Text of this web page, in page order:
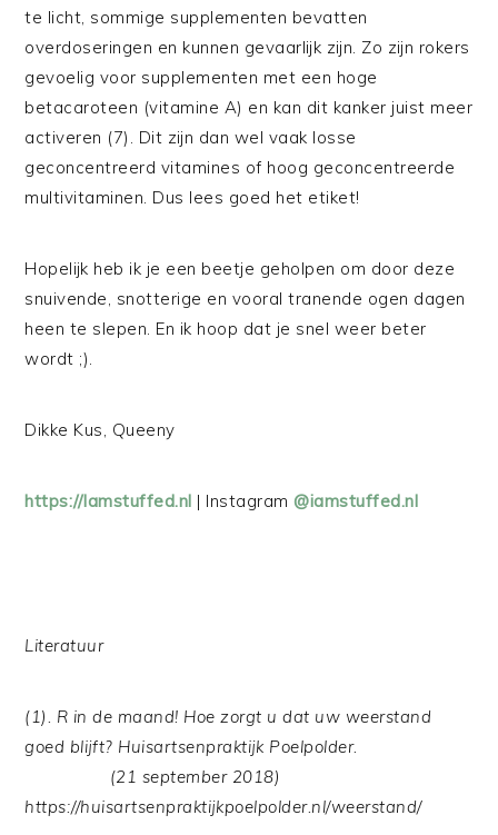
te licht, sommige supplementen bevatten
overdoseringen en kunnen gevaarlijk zijn. Zo zijn rokers
gevoelig voor supplementen met een hoge
betacaroteen (vitamine A) en kan dit kanker juist meer
activeren (7). Dit zijn dan wel vaak losse
geconcentreerd vitamines of hoog geconcentreerde
multivitaminen. Dus lees goed het etiket!
Hopelijk heb ik je een beetje geholpen om door deze
snuivende, snotterige en vooral tranende ogen dagen
heen te slepen. En ik hoop dat je snel weer beter
wordt ;).
Dikke Kus, Queeny
https://Iamstuffed.nl | Instagram@iamstuffed.nl
Literatuur
(1). R in de maand! Hoe zorgt u dat uw weerstand
goed blijft? Huisartsenpraktijk Poelpolder.
(21 september 2018)
https://huisartsenpraktijkpoelpolder.nl/weerstand/